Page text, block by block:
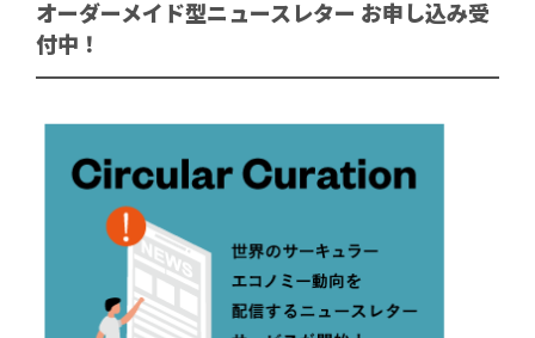
オーダーメイド型ニュースレター お申し込み受
付中！